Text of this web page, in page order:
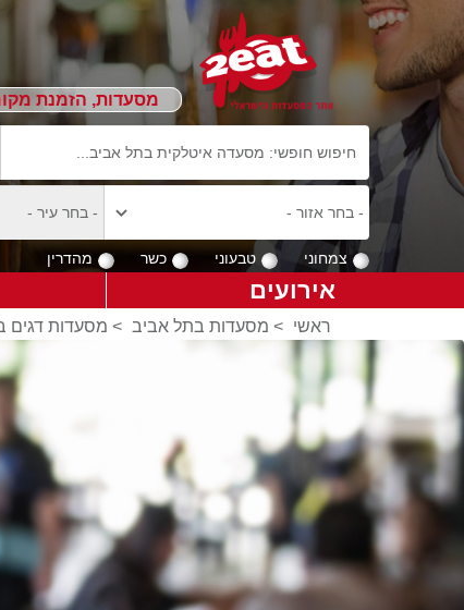
מסעדות, הזמנת
צמחוני טבעוני כשר מהדרין
אירועים
ראשי > מסעדות בתל אביב > מסעדות דגים